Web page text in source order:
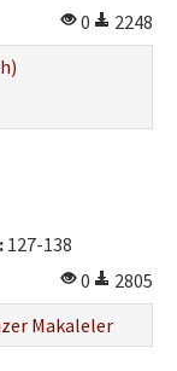
0
2248
127-138
0
2805
Makaleler